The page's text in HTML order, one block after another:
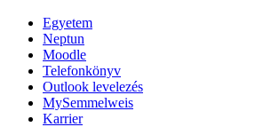
Egyetem
Neptun
Moodle
Telefonkönyv
Outlook levelezés
MySemmelweis
Karrier